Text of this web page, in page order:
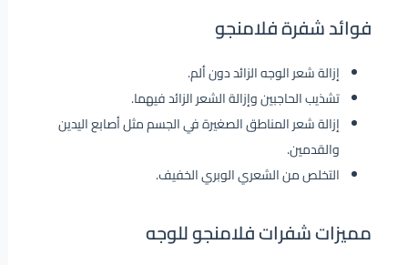
فوائد شفرة فلامنجو
إزالة شعر الوجه الزائد دون ألم.
تشذيب الحاجبين وإزالة الشعر الزائد فيهما.
إزالة شعر المناطق الصغيرة في الجسم مثل أصابع اليدين
والقدمين.
التخلص من الشعري الوبري الخفيف.
مميزات شفرات فلامنجو للوجه